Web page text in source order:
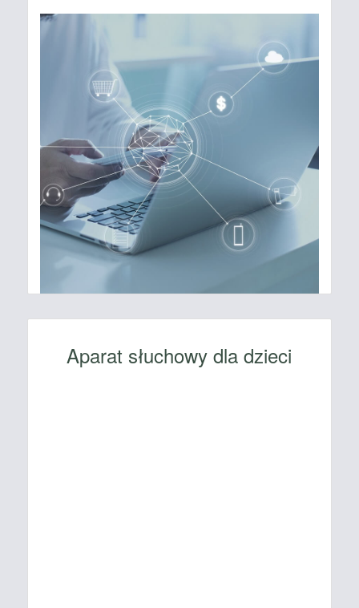
Aparat słuchowy dla dzieci